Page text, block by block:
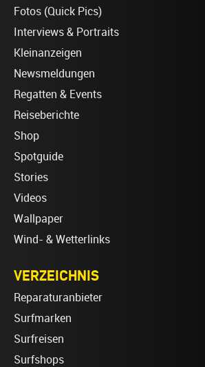
Fotos (Quick Pics)
Interviews & Portraits
Kleinanzeigen
Newsmeldungen
Regatten & Events
Reiseberichte
Shop
Spotguide
Stories
Videos
Wallpaper
Wind- & Wetterlinks
VERZEICHNIS
Reparaturanbieter
Surfmarken
Surfreisen
Surfshops